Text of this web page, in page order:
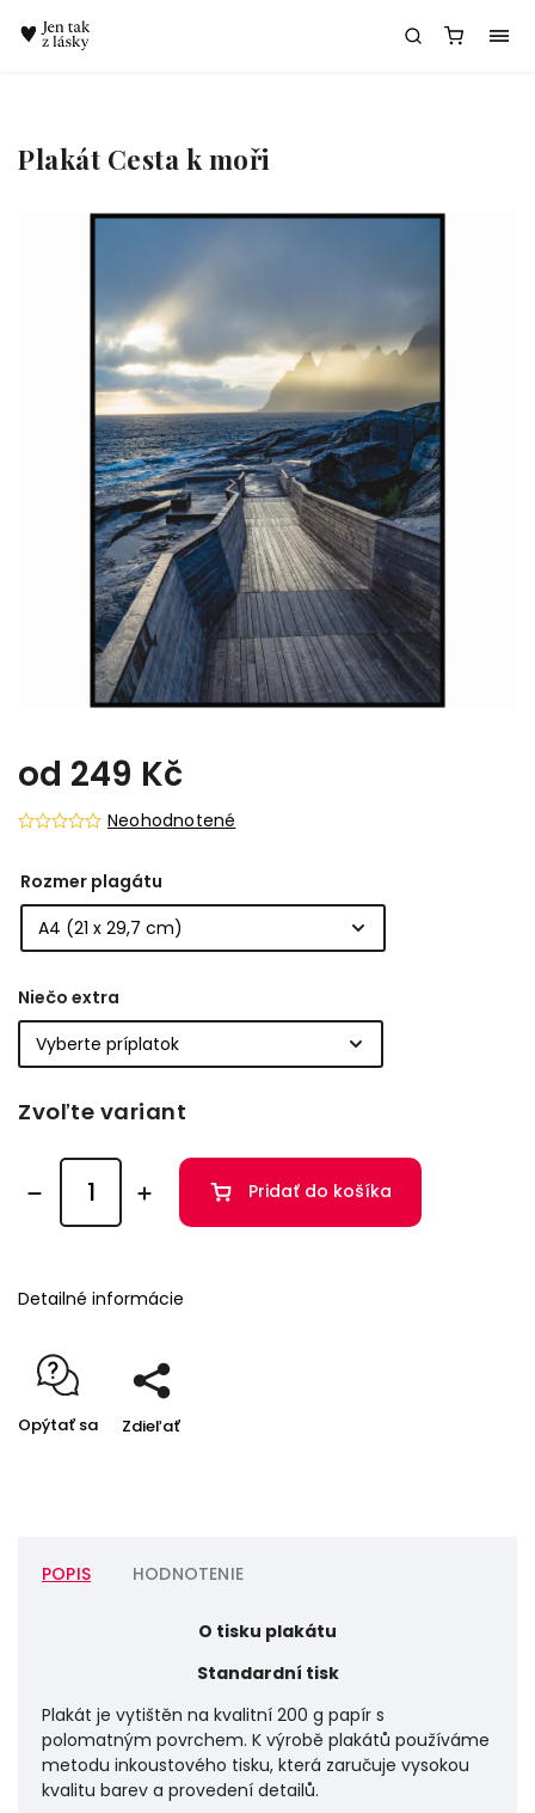
Plakát Cesta k moři
od 249 Kč
Neohodnotené
Rozmer plagátu
Niečo extra
Zvoľte variant
Pridať do košíka
Detailné informácie
Opýtať sa Zdieľať
POPIS HODNOTENIE
O tisku plakátu
Standardní tisk
Plakát je vytištěn na kvalitní 200 g papír s
polomatným povrchem. K výrobě plakátů používáme
metodu inkoustového tisku, která zaručuje vysokou
kvalitu barev a provedení detailů.